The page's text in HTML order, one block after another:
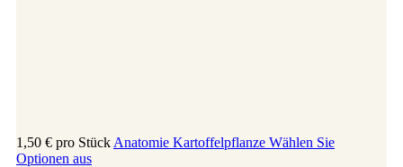
1,50 € pro Stück Anatomie Kartoffelpflanze Wählen Sie
Optionen aus